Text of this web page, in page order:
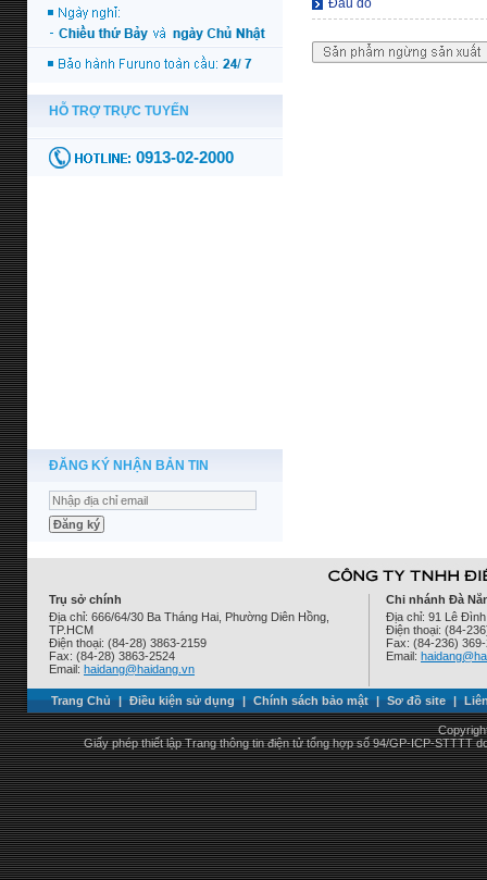
ĐĂNG KÝ NHẬN BẢN TIN
Đầu dò
Trụ sở chính
Địa chỉ: 666/64/30 Ba Tháng Hai, Phường Diên Hồng,
TP.HCM
Điện thoại: (84-28) 3863-2159
Fax: (84-28) 3863-2524
Email: haidang@haidang.vn
Chi nhánh Đà
Địa chỉ: 91 Lê
Điện thoại: (84-
Fax: (84-236)
Email:
Trang Chủ | Điều kiện sử dụng | Chính sách bảo mật | Sơ đồ site |
Giấy phép thiết lập Trang thông tin điện tử tổng hợp số 94/GP-ICP-STTTT